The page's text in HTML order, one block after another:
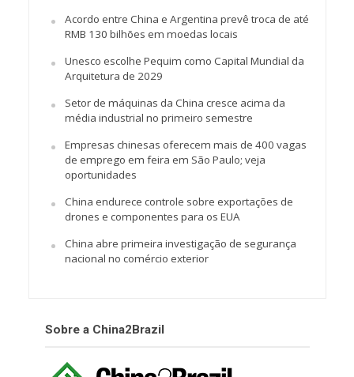
Acordo entre China e Argentina prevê troca de até
RMB 130 bilhões em moedas locais
Unesco escolhe Pequim como Capital Mundial da
Arquitetura de 2029
Setor de máquinas da China cresce acima da
média industrial no primeiro semestre
Empresas chinesas oferecem mais de 400 vagas
de emprego em feira em São Paulo; veja
oportunidades
China endurece controle sobre exportações de
drones e componentes para os EUA
China abre primeira investigação de segurança
nacional no comércio exterior
Sobre a China2Brazil